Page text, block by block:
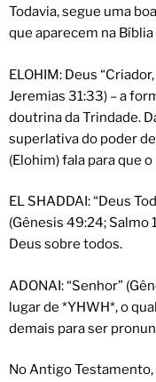
Todavia, segue uma
que aparecem na
ELOHIM: Deus
Jeremias 31:33) – a
doutrina da Trindade.
superlativa do poder
(Elohim) fala para que
EL SHADDAI: “Deus
(Gênesis 49:24; Salmo
Deus sobre todos.
ADONAI: “Senhor”
lugar de *YHWH*, o
demais para ser
No Antigo